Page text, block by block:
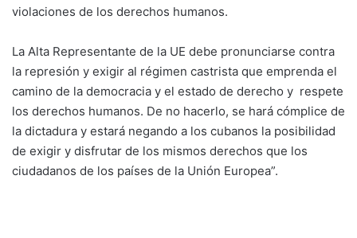
violaciones de los derechos humanos.
La Alta Representante de la UE debe pronunciarse contra
la represión y exigir al régimen castrista que emprenda el
camino de la democracia y el estado de derecho y respete
los derechos humanos. De no hacerlo, se hará cómplice de
la dictadura y estará negando a los cubanos la posibilidad
de exigir y disfrutar de los mismos derechos que los
ciudadanos de los países de la Unión Europea”.